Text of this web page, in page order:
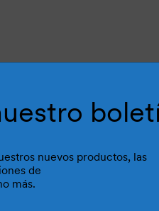
nuevos productos, las
de
más.